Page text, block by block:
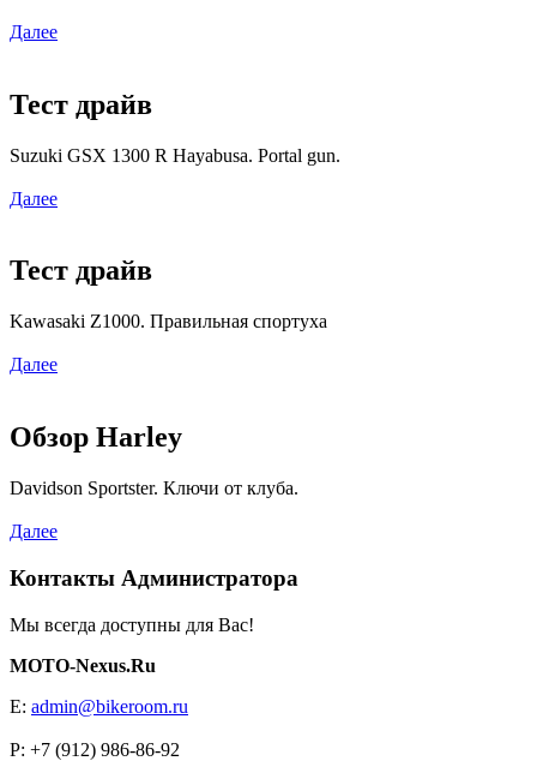
Далее
Тест драйв
Suzuki GSX 1300 R Hayabusa. Portal gun.
Далее
Тест драйв
Kawasaki Z1000. Правильная спортуха
Далее
Обзор Harley
Davidson Sportster. Ключи от клуба.
Далее
Контакты Администратора
Мы всегда доступны для Вас!
MOTO-Nexus.Ru
E: admin@bikeroom.ru
P: +7 (912) 986-86-92